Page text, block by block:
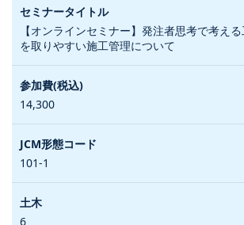
【オンラインセミナー】発注者思考で考え
を取りやすい施工管理について
14,300
101-1
6